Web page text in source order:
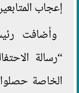
إعجاب
وأضافت
“رسالة
الخاصة